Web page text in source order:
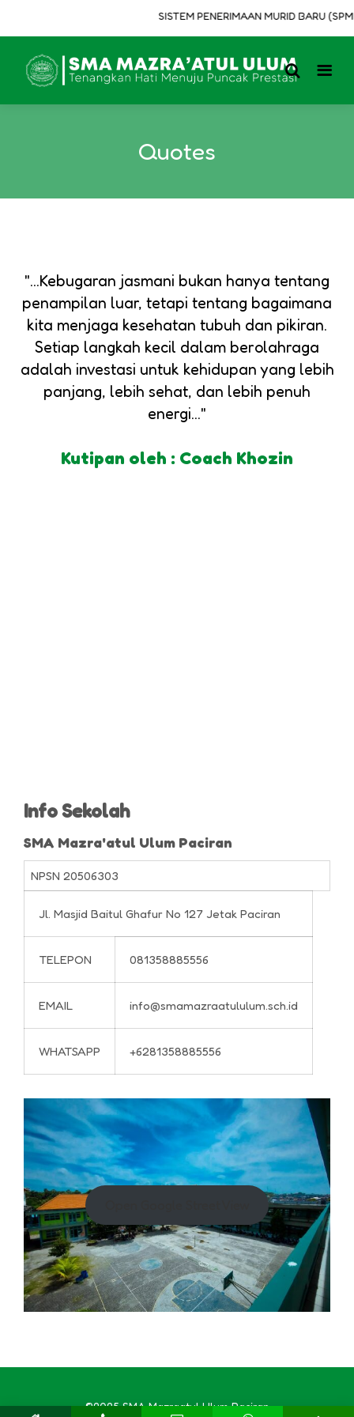
SISTEM PENERIMAAN MURID BARU
Quotes
"...Kebugaran jasmani bukan hanya tentang
penampilan luar, tetapi tentang bagaimana
kita menjaga kesehatan tubuh dan pikiran.
Setiap langkah kecil dalam berolahraga
adalah investasi untuk kehidupan yang lebih
panjang, lebih sehat, dan lebih penuh
energi..."
Kutipan oleh : Coach Khozin
Info Sekolah
SMA Mazra'atul Ulum Paciran
NPSN 20506303
Jl. Masjid Baitul Ghafur No 127 Jetak Paciran
TELEPON 081358885556
EMAIL info@smamazraatululum.sch.id
WHATSAPP +6281358885556
©2025 SMA Mazraatul Ulum Paciran